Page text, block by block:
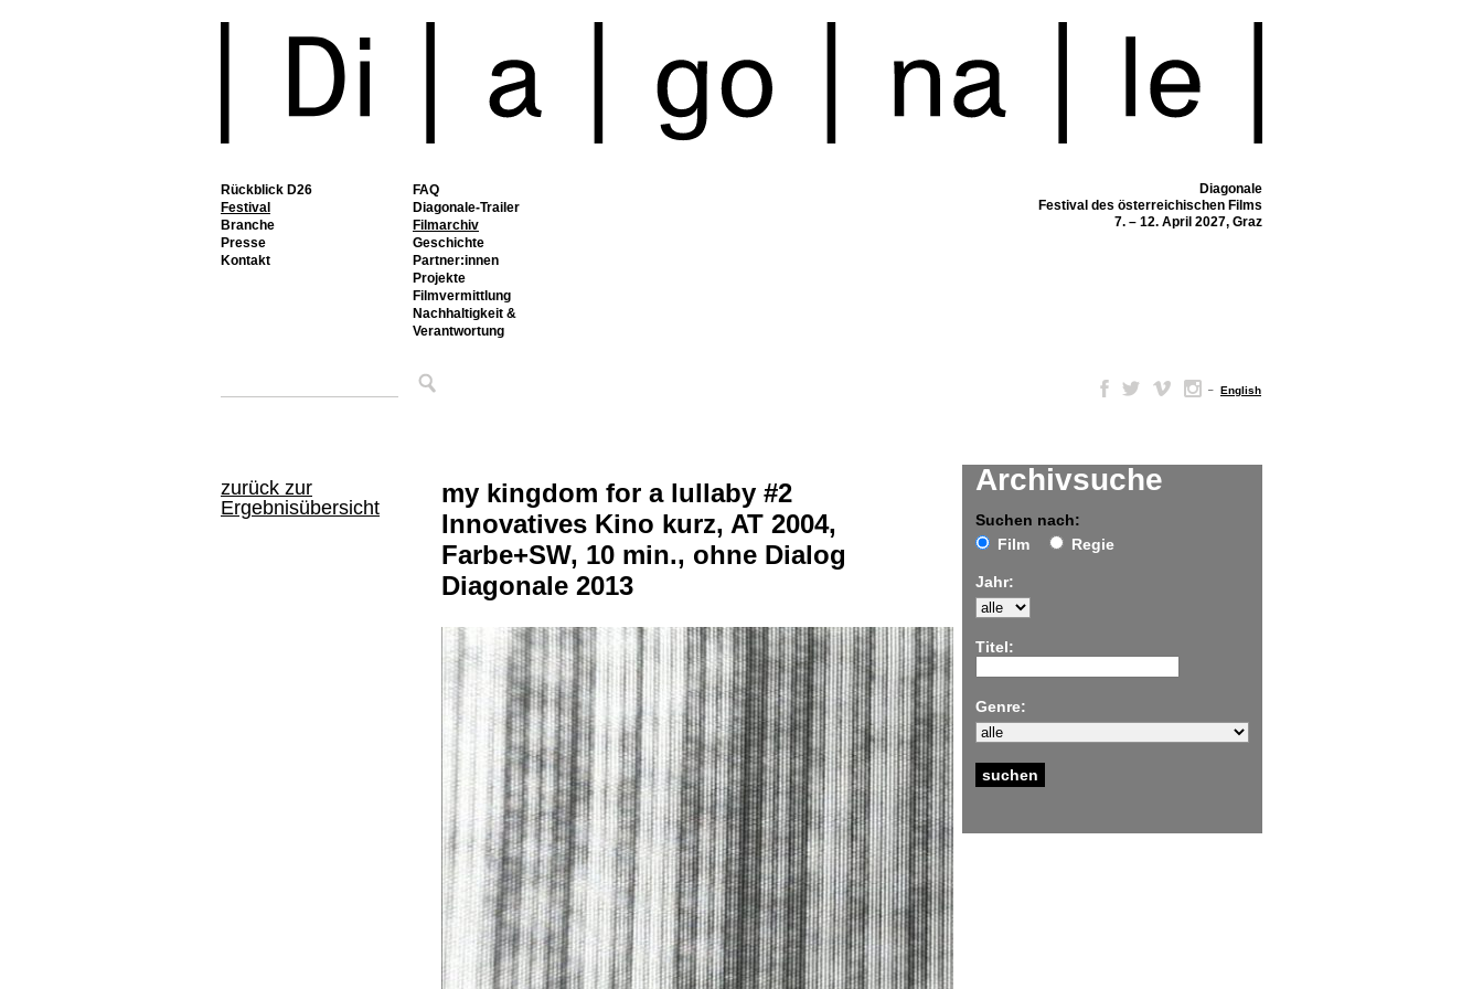
Rückblick D26
Festival
FAQ
Diagonale-Trailer
Filmarchiv
Geschichte
Partner:innen
Projekte
Filmvermittlung
Nachhaltigkeit &
Verantwortung
Branche
Presse
Kontakt
Diagonale
Festival des österreichischen Films
7. – 12. April 2027, Graz
– English
zurück zur
Ergebnisübersicht
Archivsuche
Suchen nach:
Film
Regie
Jahr:
Titel:
Genre:
my kingdom for a lullaby #2
Innovatives Kino kurz, AT 2004,
Farbe+SW, 10 min., ohne Dialog
Diagonale 2013